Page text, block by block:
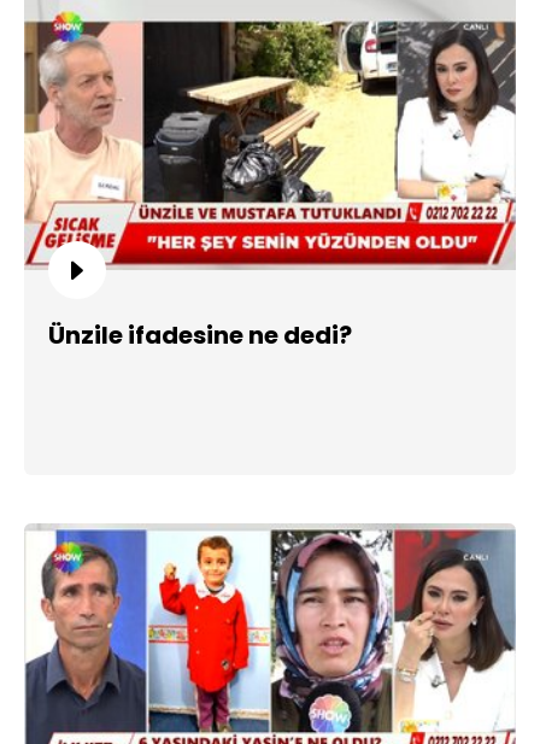
Ünzile ifadesine ne dedi?